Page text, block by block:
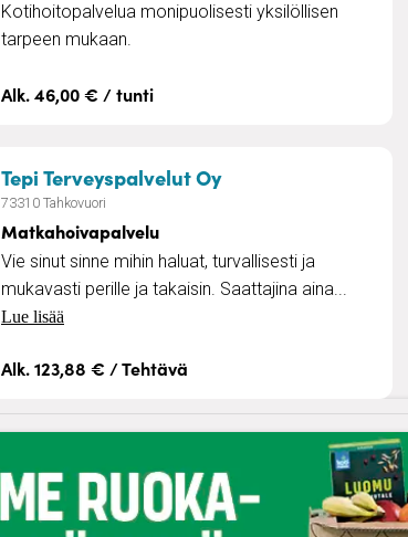
Kotihoitopalvelua monipuolisesti yksilöllisen
tarpeen mukaan.
Alk. 46,00 € / tunti
Tepi Terveyspalvelut Oy– Matkahoivapalvelu
73310 Tahkovuori
Matkahoivapalvelu
Vie sinut sinne mihin haluat, turvallisesti ja
mukavasti perille ja takaisin. Saattajina aina...
Lue lisää
Alk. 123,88 € / Tehtävä